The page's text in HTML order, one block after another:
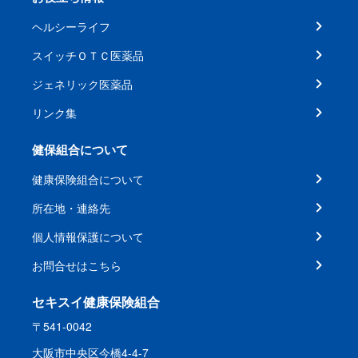
ヘルシーライフ
スイッチＯＴＣ医薬品
ジェネリック医薬品
リンク集
健保組合について
健康保険組合について
所在地・連絡先
個人情報保護について
お問合せはこちら
セキスイ健康保険組合
〒541-0042
大阪市中央区今橋4-4-7